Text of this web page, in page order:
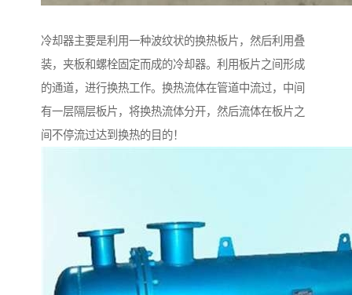
冷却器主要是利用一种波纹状的换热板片，然后利用叠
装，夹板和螺栓固定而成的冷却器。利用板片之间形成
的通道，进行换热工作。换热流体在管道中流过，中间
有一层隔层板片，将换热流体分开，然后流体在板片之
间不停流过达到换热的目的！